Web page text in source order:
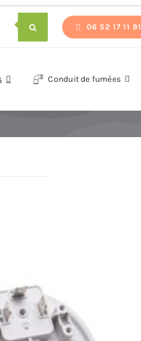
06 52 17 11 91
Conduit de fumées